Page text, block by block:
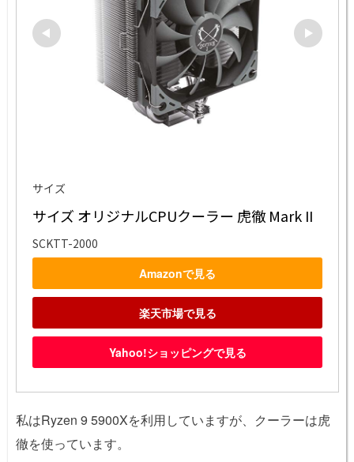
サイズ
サイズ オリジナルCPUクーラー 虎徹 Mark II
SCKTT-2000
Amazonで見る
楽天市場で見る
Yahoo!ショッピングで見る
私はRyzen 9 5900Xを利用していますが、クーラーは虎
徹を使っています。